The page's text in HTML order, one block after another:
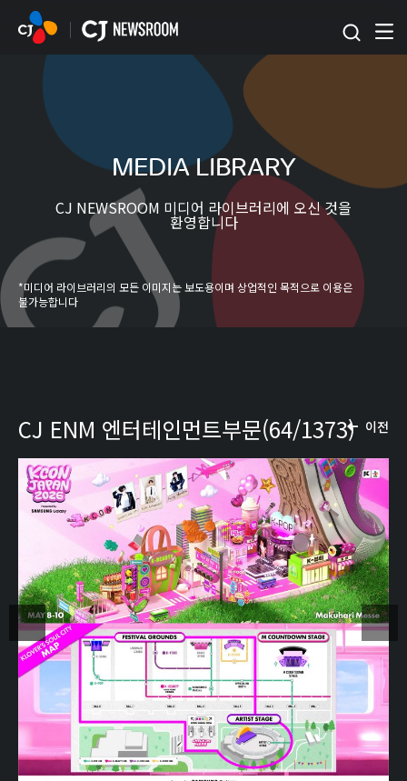
본문 바로가기
MEDIA LIBRARY
CJ NEWSROOM 미디어 라이브러리에 오신 것을
환영합니다
*미디어 라이브러리의 모든 이미지는 보도용이며 상업적인 목적으로 이용은
불가능합니다
이전
CJ ENM 엔터테인먼트부문(64/1373)